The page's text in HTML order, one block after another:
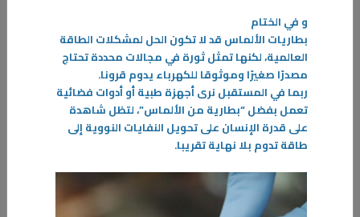
و في الختام
بطاريات الألماس قد لا تكون الحل لمشكلات الطاقة
العالمية، لكنها تمثل ثورة في مجالات محددة تحتاج
مصدرًا صغيرًا وموثوقا للكهرباء يدوم قرونا.
ربما في المستقبل نرى أجهزة طبية أو أدوات فضائية
تعمل بفضل “بطارية من الألماس”، لتظل شاهدة
على قدرة الإنسان على تحويل النفايات النووية إلى
طاقة تدوم بلا نهاية تقريبا.